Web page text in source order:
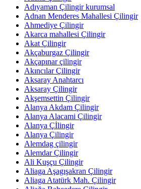
Adıyaman Çilingir kurumsal
Adnan Menderes Mahallesi Çilingir
Ahmediye Çilingir
Akarca mahallesi Çilingir
Akat Çilingir
Akçaburgaz Çilingir
Akçapınar çilingir
Akıncılar Çilingir
Aksaray Anahtarcı
Aksaray Çilingir
Akşemsettin Çilingir
Alanya Akdam Çilingir
Alanya Alacami Çilingir
Alanya Çİlingir
Alanya Çilingir
Alemdag çilingir
Alemdar Çilingir
Ali Kuşçu Çilingir
Aliaga Aşagışakran Çilingir
Aliaga Atatürk Mah. Çilingir